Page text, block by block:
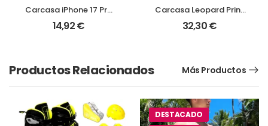
Carcasa iPhone 17 Pro
con protección de
cámara
14,92€
Carcasa Leopard Print
para AirPods
32,30€
Productos Relacionados Más Productos
DESTACADO